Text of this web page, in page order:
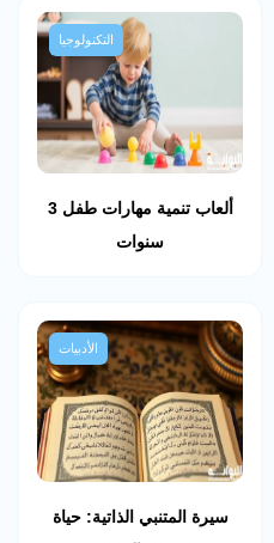
التكنولوجيا
ألعاب تنمية مهارات طفل 3
سنوات
الأدبيات
سيرة المتنبي الذاتية: حياة